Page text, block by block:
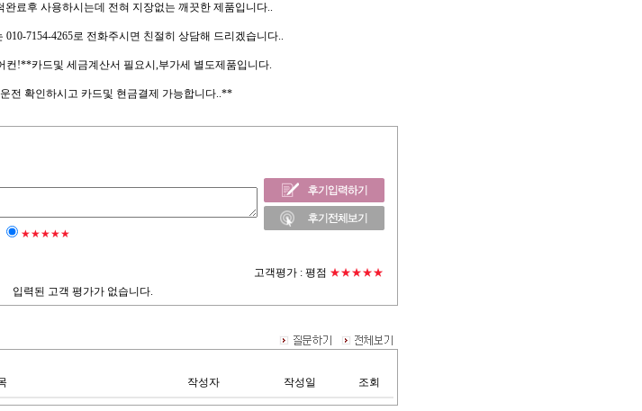
완료후 사용하시는데 전혀 지장없는 깨끗한 제품입니다..
7154-4265로 전화주시면 친절히 상담해 드리겠습니다..
컨!**카드및 세금계산서 필요시,부가세 별도제품입니다.
전 확인하시고 카드및 현금결제 가능합니다..**
★★★★★
고객평가 : 평점 ★★★★★
입력된 고객 평가가 없습니다.
작성자 작성일 조회